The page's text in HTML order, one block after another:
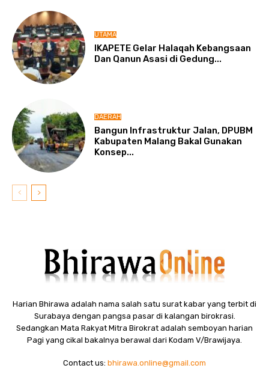
UTAMA
IKAPETE Gelar Halaqah Kebangsaan
Dan Qanun Asasi di Gedung...
DAERAH
Bangun Infrastruktur Jalan, DPUBM
Kabupaten Malang Bakal Gunakan
Konsep...
Harian Bhirawa adalah nama salah satu surat kabar yang terbit di
Surabaya dengan pangsa pasar di kalangan birokrasi.
Sedangkan Mata Rakyat Mitra Birokrat adalah semboyan harian
Pagi yang cikal bakalnya berawal dari Kodam V/Brawijaya.
Contact us: bhirawa.online@gmail.com